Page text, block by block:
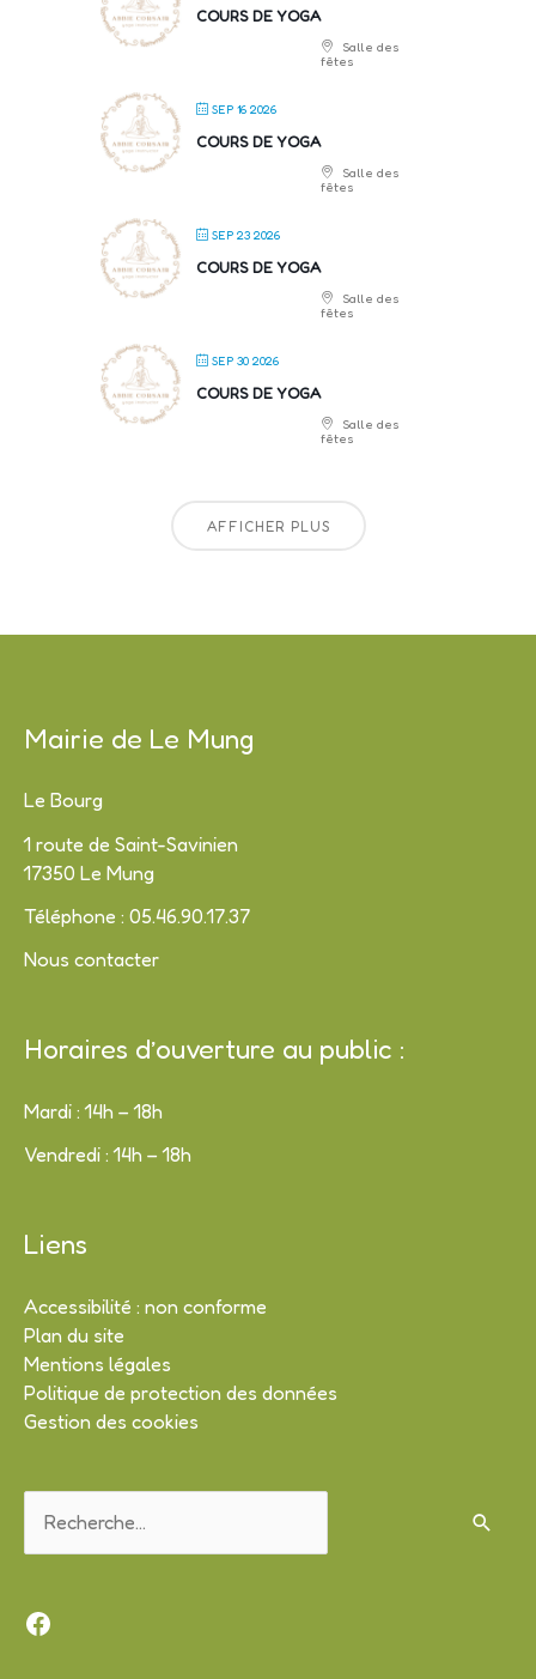
COURS DE YOGA
Salle des
fêtes
SEP 16 2026
COURS DE YOGA
Salle des
fêtes
SEP 23 2026
COURS DE YOGA
Salle des
fêtes
SEP 30 2026
COURS DE YOGA
Salle des
fêtes
AFFICHER PLUS
Mairie de Le Mung
Le Bourg
1 route de Saint-Savinien
17350 Le Mung
Téléphone : 05.46.90.17.37
Nous contacter
Horaires d’ouverture au public :
Mardi : 14h – 18h
Vendredi : 14h – 18h
Liens
Accessibilité : non conforme
Plan du site
Mentions légales
Politique de protection des données
Gestion des cookies
Facebook